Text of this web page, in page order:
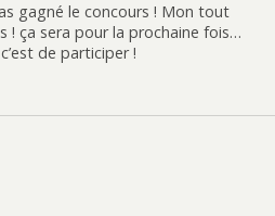
gagné le concours ! Mon tout
! ça sera pour la prochaine fois…
de participer !